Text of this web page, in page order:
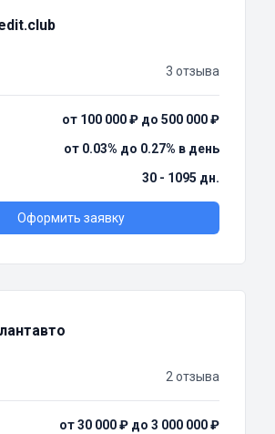
3 отзыва
от 100 000 ₽ до 500 000 ₽
от 0.03% до 0.27% в день
30 - 1095 дн.
Оформить заявку
2 отзыва
от 30 000 ₽ до 3 000 000 ₽